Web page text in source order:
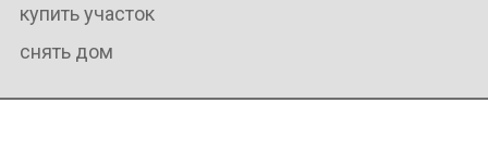
купить участок
снять дом